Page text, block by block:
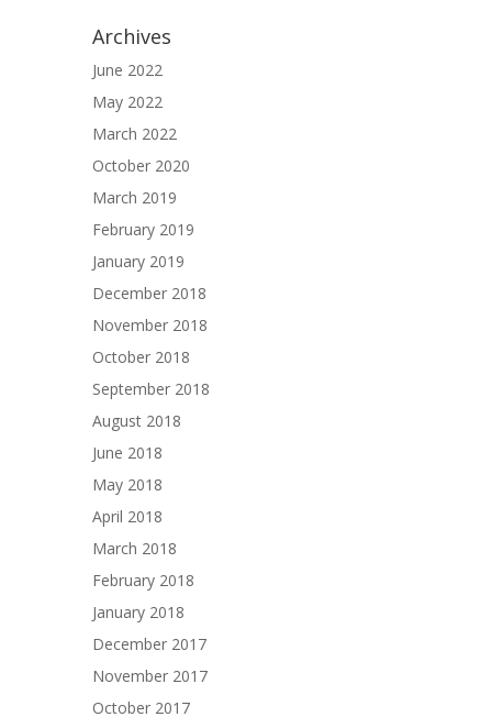
Archives
June 2022
May 2022
March 2022
October 2020
March 2019
February 2019
January 2019
December 2018
November 2018
October 2018
September 2018
August 2018
June 2018
May 2018
April 2018
March 2018
February 2018
January 2018
December 2017
November 2017
October 2017